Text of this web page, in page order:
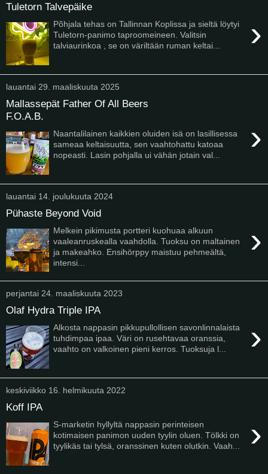
Tuletorn Talvepäike
›
Põhjala tehas on Tallinnan Koplissa ja sieltä löytyi
Tuletorn-panimo taproomeineen. Valitsin
talviaurinkoa , se on väriltään ruman keltai...
lauantai 29. maaliskuuta 2025
Mallassepät Father Of All Beers
F.O.A.B.
›
Naantalilainen kaikkien oluiden isä on lasillisessa
sameaa keltaisuutta, sen vaahtohattu katoaa
nopeasti. Lasin pohjalla ui vähän jotain val...
lauantai 14. joulukuuta 2024
Pühaste Beyond Void
›
Melkein pikimusta portteri kuohuaa alkuun
vaaleanruskealla vaahdolla. Tuoksu on maltainen
ja makeahko. Ensihörppy maistuu pehmeältä,
intensi...
perjantai 24. maaliskuuta 2023
Olaf Hydra Triple IPA
›
Alkosta nappasin pikkupullollisen savonlinnalaista
tuhdimpaa ipaa. Väri on rusehtavaa oranssia,
vaahto on valkoinen pieni kerros. Tuoksuja l...
keskiviikko 16. helmikuuta 2022
Koff IPA
›
S-marketin hyllyltä nappasin perinteisen
kotimaisen panimon uuden tyylin oluen. Tölkki on
tyylikäs tai tylsä, oranssinen kuten olutkin. Vaah...